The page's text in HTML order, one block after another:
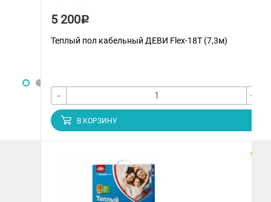
5 200Р
Теплый пол кабельный ДЕВИ Flex-18T (7,3м)
- +
В КОРЗИНУ